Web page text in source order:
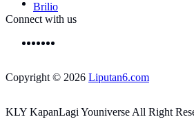
Brilio
Connect with us
Copyright © 2026 Liputan6.com
KLY KapanLagi Youniverse All Right